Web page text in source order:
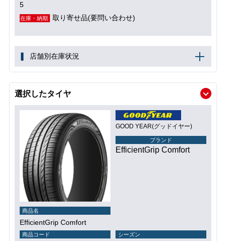
5
在庫・納期 取り寄せ品(要問い合わせ)
店舗別在庫状況
選択したタイヤ
GOOD YEAR(グッドイヤー)
ブランド
EfficientGrip Comfort
商品名
EfficientGrip Comfort
商品コード シーズン